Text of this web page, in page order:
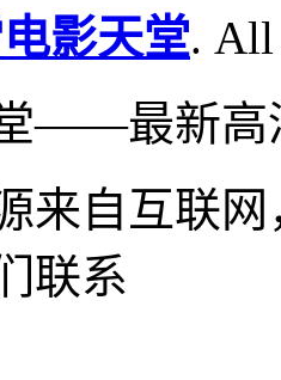
影天堂. All
——最新高
来自互联
联系